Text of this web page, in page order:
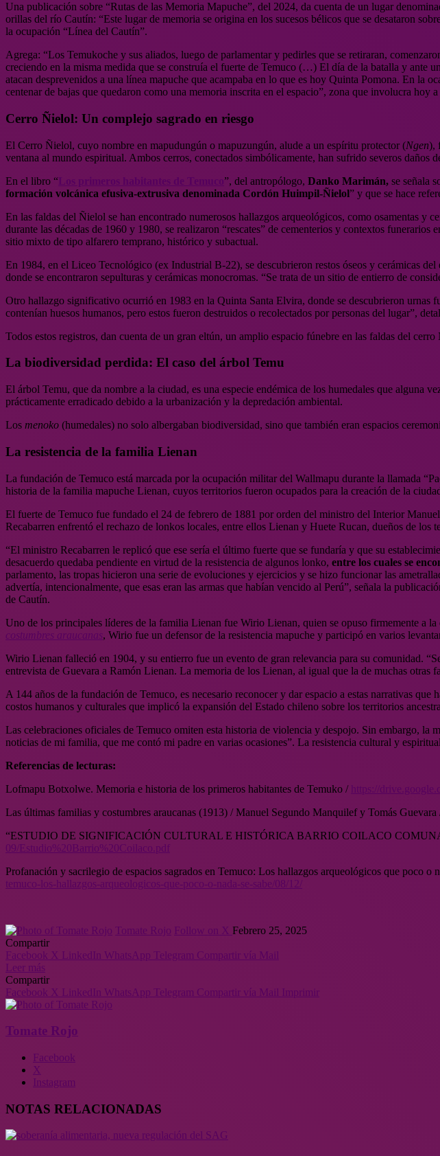
Una publicación sobre “Rutas de las Memoria Mapuche”, del 2024, da cuenta de un lugar
orillas del río Cautín: “Este lugar de memoria se origina en los sucesos bélicos que se desataron
la ocupación “Línea del Cautín”.
Agrega: “Los Temukoche y sus aliados, luego de parlamentar y pedirles que se retiraran,
creciendo en la misma medida que se construía el fuerte de Temuco (…) El día de la batalla y ante
atacan desprevenidos a una línea mapuche que acampaba en lo que es hoy Quinta Pomona. En la
centenar de bajas que quedaron como una memoria inscrita en el espacio”, zona que involucra
Cerro Ñielol: Un complejo sagrado en riesgo
El Cerro Ñielol, cuyo nombre en mapudungún o mapuzungún, alude a un espíritu protector (Ngen),
ventana al mundo espiritual. Ambos cerros, conectados simbólicamente, han sufrido severos daños
En el libro “
”, del antropólogo, Danko Marimán, se señala
formación volcánica efusiva-extrusiva denominada Cordón Huimpil-Ñielol” y que se hace
En las faldas del Ñielol se han encontrado numerosos hallazgos arqueológicos, como osamentas y
durante las décadas de 1960 y 1980, se realizaron “rescates” de cementerios y contextos
sitio mixto de tipo alfarero temprano, histórico y subactual.
En 1984, en el Liceo Tecnológico (ex Industrial B-22), se descubrieron restos óseos y cerámicas del
donde se encontraron sepulturas y cerámicas monocromas. “Se trata de un sitio de entierro de
Otro hallazgo significativo ocurrió en 1983 en la Quinta Santa Elvira, donde se descubrieron
contenían huesos humanos, pero estos fueron destruidos o recolectados por personas del lugar”,
Todos estos registros, dan cuenta de un gran eltún, un amplio espacio fúnebre en las faldas del
La biodiversidad perdida: El caso del árbol Temu
El árbol Temu, que da nombre a la ciudad, es una especie endémica de los humedales que
prácticamente erradicado debido a la urbanización y la depredación ambiental.
Los menoko (humedales) no solo albergaban biodiversidad, sino que también eran espacios
La resistencia de la familia Lienan
La fundación de Temuco está marcada por la ocupación militar del Wallmapu durante la llamada
historia de la familia mapuche Lienan, cuyos territorios fueron ocupados para la creación de la
El fuerte de Temuco fue fundado el 24 de febrero de 1881 por orden del ministro del Interior
Recabarren enfrentó el rechazo de lonkos locales, entre ellos Lienan y Huete Rucan, dueños de los
“El ministro Recabarren le replicó que ese sería el último fuerte que se fundaría y que su
desacuerdo quedaba pendiente en virtud de la resistencia de algunos lonko, entre los cuales se
parlamento, las tropas hicieron una serie de evoluciones y ejercicios y se hizo funcionar las
advertía, intencionalmente, que esas eran las armas que habían vencido al Perú”, señala la
de Cautín.
Uno de los principales líderes de la familia Lienan fue Wirio Lienan, quien se opuso firmemente a
costumbres araucanas, Wirio fue un defensor de la resistencia mapuche y participó en varios
Wirio Lienan falleció en 1904, y su entierro fue un evento de gran relevancia para su comunidad.
entrevista de Guevara a Ramón Lienan. La memoria de los Lienan, al igual que la de muchas
A 144 años de la fundación de Temuco, es necesario reconocer y dar espacio a estas narrativas
costos humanos y culturales que implicó la expansión del Estado chileno sobre los territorios
Las celebraciones oficiales de Temuco omiten esta historia de violencia y despojo. Sin embargo, la
noticias de mi familia, que me contó mi padre en varias ocasiones”. La resistencia cultural y
Referencias de lecturas:
Lofmapu Botxolwe. Memoria e historia de los primeros habitantes de Temuko /
https://
Las últimas familias y costumbres araucanas (1913) / Manuel Segundo Manquilef y Tomás Guevara
“ESTUDIO DE SIGNIFICACIÓN CULTURAL E HISTÓRICA BARRIO COILACO
09/Estudio% 20Barrio%20Coilaco.pdf
Profanación y sacrilegio de espacios sagrados en Temuco: Los hallazgos arqueológicos que poco o
temuco-los- hallazgos-arqueologicos-que-poco-o-nada-se-sabe/08/12/
Tomate Rojo Follow on X Febrero 25, 2025
Compartir
Facebook X LinkedIn WhatsApp Telegram Compartir vía Mail
Leer más
Compartir
Facebook X LinkedIn WhatsApp Telegram Compartir vía Mail Imprimir
Tomate Rojo
Facebook
X
Instagram
NOTAS RELACIONADAS